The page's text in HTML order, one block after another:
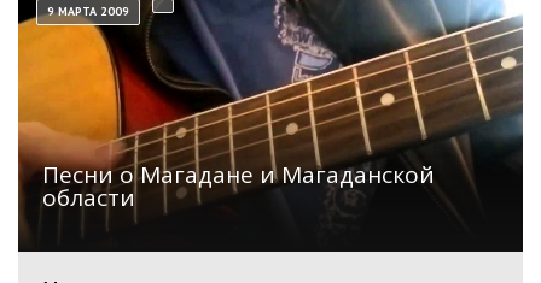
Песни о Магадане и Магаданской
области
9 МАРТА 2009